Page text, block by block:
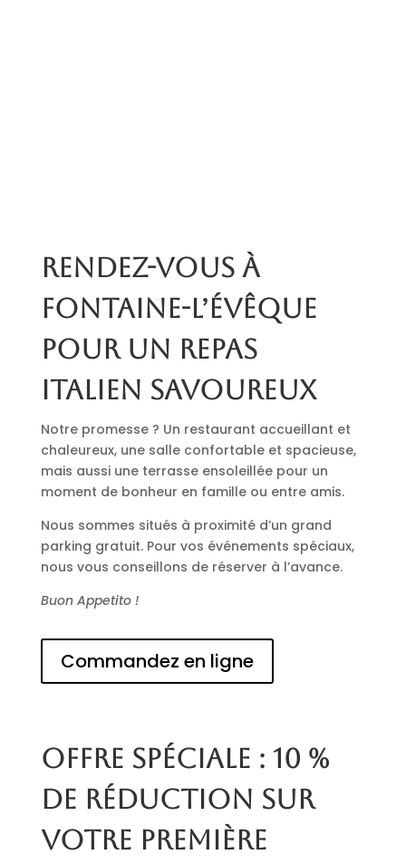
Rendez-vous à
Fontaine-l’Évêque
pour un repas
italien savoureux
Notre promesse ? Un restaurant accueillant et
chaleureux, une salle confortable et spacieuse,
mais aussi une terrasse ensoleillée pour un
moment de bonheur en famille ou entre amis.
Nous sommes situés à proximité d’un grand
parking gratuit. Pour vos événements spéciaux,
nous vous conseillons de réserver à l’avance.
Buon Appetito !
Commandez en ligne
Offre spéciale : 10 %
de réduction sur
votre première